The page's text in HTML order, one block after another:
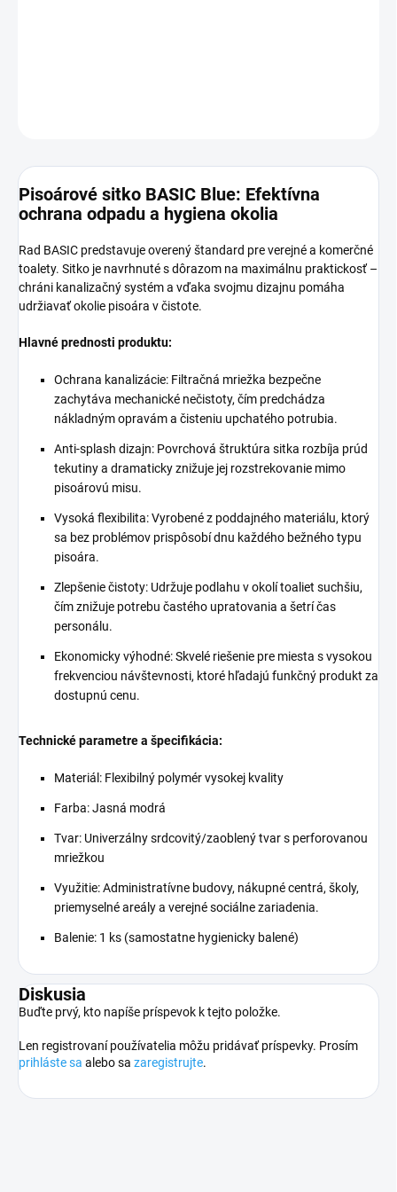
Pisoárové sitko BASIC Blue: Efektívna
ochrana odpadu a hygiena okolia
Rad BASIC predstavuje overený štandard pre verejné a komerčné
toalety. Sitko je navrhnuté s dôrazom na maximálnu praktickosť –
chráni kanalizačný systém a vďaka svojmu dizajnu pomáha
udržiavať okolie pisoára v čistote.
Hlavné prednosti produktu:
Ochrana kanalizácie: Filtračná mriežka bezpečne
zachytáva mechanické nečistoty, čím predchádza
nákladným opravám a čisteniu upchatého potrubia.
Anti-splash dizajn: Povrchová štruktúra sitka rozbíja prúd
tekutiny a dramaticky znižuje jej rozstrekovanie mimo
pisoárovú misu.
Vysoká flexibilita: Vyrobené z poddajného materiálu, ktorý
sa bez problémov prispôsobí dnu každého bežného typu
pisoára.
Zlepšenie čistoty: Udržuje podlahu v okolí toaliet suchšiu,
čím znižuje potrebu častého upratovania a šetrí čas
personálu.
Ekonomicky výhodné: Skvelé riešenie pre miesta s vysokou
frekvenciou návštevnosti, ktoré hľadajú funkčný produkt za
dostupnú cenu.
Technické parametre a špecifikácia:
Materiál: Flexibilný polymér vysokej kvality
Farba: Jasná modrá
Tvar: Univerzálny srdcovitý/zaoblený tvar s perforovanou
mriežkou
Využitie: Administratívne budovy, nákupné centrá, školy,
priemyselné areály a verejné sociálne zariadenia.
Balenie: 1 ks (samostatne hygienicky balené)
Diskusia
Buďte prvý, kto napíše príspevok k tejto položke.
Len registrovaní používatelia môžu pridávať príspevky. Prosím
prihláste sa alebo sa zaregistrujte.